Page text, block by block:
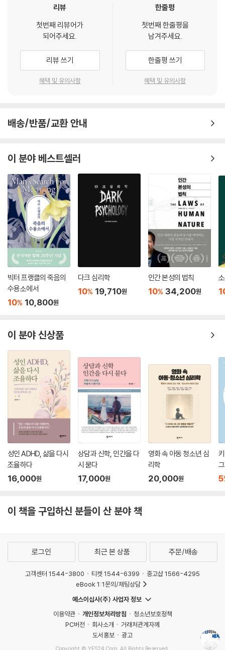
관련 있을 만한 구체적인 경험과 기억을 순식간에 연결 짓는다. 이처럼 추
상적인 개념을 활용하는 일도 일종의 초능력이라고 볼 수 있다. 그런데 이
시기의 자녀를 키우는 붑모가 힘든 점 중 하나는, 자녀가 이 새로운 초능력
녀와는 이전과 다른 새로운 대화법이 필요하다.
--- 「휴식하는 뇌」 중에서
있으면 결국 천직이고 소명인 것은 아닐까. 그 일에 몸담은 지 오랜 시간이
지났는데도 여전히 그 일을 할 때는 딴 생각이 들지 않는다면 이는 특별한
도해서 그렇게 만들어나가면 된다.
--- 「마음을 돌보는 현실적인 방법」 중에서
마음이론의 작동 원리로 보면 공감과 오해는 동전의 양면처럼 존재한다.
그러니까 이해든 오해든 전부 우리의 상상이자 뇌의 마음이론 회로가 만들
어낸 표상이다. 이 사실을 알고 있으면 남을 섣불리 오해하지 않을 것이다.
상대에 대한 어떤 상상이 떠오를 때 그것을 함부로 사실로 믿지 않을 것이
다.
--- 「공감의 두 얼굴」 중에서
“나라면 안 그럴 텐데.”
이처럼 ‘나라면’ 하고 상상해 보는 것은 좋은 방법이다. 타인에게 공감하기
위해 그 사람의 입장에 나를 대입해 보는 행동이기 때문이다. 그런데 여기
해야 한다. 이처럼 몸이 같다면, 당연히 몸 안에 든 뇌도 같아야 한다. 그 뇌
경험 역시 그 사람의 것으로 가정해야 한다. 다시 말해 태어나 자란 가정도
그 사람의 가정이고, 거기서 받은 양육이나 교육도 그 사람이 받은 양육과
교육이라고 가정해야 한다. 결국에는 내 몸의 모든 분자와 내가 겪은 인생
의 매 순간이 전부 그 사람의 것으로 대체된다고 가정해야 마땅하다. 이것
이 정말로 상대의 입장이 되어보는 것이다. 하지만 그러고 나면, 나도 그 사
람과 똑같이 느끼고 똑같이 행동하지 않을까? 바로 이 통찰을 우리가 남에
게 공감하기 위한 시도의 출발점으로 삼아야 한다.
--- 「가장 성숙한 공감이란」 중에서
책의 1장은 다양한 뇌과학·심리학 실험을 통해 ‘타인의 마음을 추론하는 능
지를 구체적으로 설명한다. 2장에서는 언어의 미묘한 차이에서 오는 착각
과 인간의 인지, 기억, 경험이 얼마나 주관적인지 등 흥미로운 연구 결과를
통해 우리 마음의 재료가 되는 요소의 오류를 짚어본다. 3장에서는 이러한
사실들을 통해 뇌과학적으로 마음을 통제하고 올바른 방향으로 다루는 현
실적인 방법을 알아본다. 마지막으로 4장에서는 그동안 통찰한 인간의 마
홍순범 교수의 이 마음 수업은, 지금까지는 막연하고 신비로운 인간의 능
무엇보다 현대 뇌과학, 심리학, 정신의학의 정수를 보여준 명강의로 유행
했다. 인간의 마음, 즉 나와 타인의 마음을 제대로 이해하는 것은 ‘우리가
무엇을 믿고 무엇을 느끼고 무엇을 오해하고 있는가’를 알아가는 일이다.
이것을 제대로 알 때 우리는 나와 나의 관계, 나와 타인의 관계를 제대로 작
동시킬 수 있다. 서울대에서 수많은 의대생을 사로잡았던 최신 연구들이
이번에는 독자를 향해 다시 한번 질문을 던진다. 우리는 정말 타인의 마음
을 이해하고 있는가, 아니면 이해하고 있다고 착각하고 있는가.
“저 사람은 도대체 왜 저럴까?”
우리는 관계에서 갈등이 생기면 자연스럽게 상대방의 성격이나 도덕성부
터 의심한다. 저 사람은 원래 이기적이다, 멍청하다, 나쁘다. 하지만 『타인
음을 보여준다. 인간의 뇌는 타인의 행동을 볼 때 그 사람의 ‘의도’를 빠르
어낸다. 홍순범 교수는 마음이론을 통해 우리가 왜 남 탓을 멈추기 어려운
지, 왜 정치적 분열과 혐오가 쉽게 증폭되는지, 왜 가까운 사람일수록 오해
가 깊어지는지를 과학적으로 설명한다. 인간의 심리를 ‘성격’이 아니라 ‘뇌
가 작동하는 방식’으로 이해하고 설명할 때 우리는 세상을 더 주도적이고
구체적으로 바라볼 수 있다.
저자는 마음이론이 사실을 읽어내는 능력이 아니라, 제한된 정보 위에서
각자 ‘자기만의 설명(이론)’을 만들어내는 능력이라고 밝힌다. 그래서 우
리는 같은 장면을 보고도 전혀 다른 해석에 도달한다. 마음이론을 어지럽
히는 대표적인 원인을 꼽자면, 개인차(마음이론 발달의 스펙트럼), 상황의
복잡성(여러 사람의 마음이 얽힌 장면일수록 난도 상승), 정보의 부족(현
고통을 돌리는 심리, 즉 자신의 선택과 역할을 보지 않으려는 ‘심리적 가림
등도 다룬다. 『타인이라는 세계』는 이러한 내용을 뇌과학·심리학·정신의학
의 근거 위에 체계적으로 풀어낸, 국내에서 드문 ‘마음이론’ 중심의 대중 교
양서다. 우리가 이미 알고 있다고 믿었던 ‘사람 이해의 방식’을 근본부터 흔
타인을 정확하게 이해하는 일은
‘나’라는 좁고 단단한 세계를 용감히 깨뜨리고
더 넓은 곳으로 나아가는 일이다.
리뷰
첫번째 리뷰어가
되어주세요.
리뷰 쓰기
혜택 및 유의사항
한줄평
첫번째 한줄평을
남겨주세요.
한줄평 쓰기
혜택 및 유의사항
배송/반품/교환 안내
이 분야 베스트셀러
빅터 프랭클의 죽음의
수용소에서
10% 10,800원
다크 심리학
10% 19,710원
인간 본성의 법칙
10% 34,200원
이 분야 신상품
성인 ADHD, 삶을 다시
조율하다
16,000원
상담과 신학, 인간을 다
시 묻다
17,000원
영화 속 아동 청소년 심
리학
20,000원 5
이 책을 구입하신 분들이 산 분야 책
로그인 최근 본 상품 주문/배송
고객센터 1544-3800 티켓 1544-6399
중고샵 1566-4295
eBook 1:1문의/채팅상담
예스이십사(주) 사업자 정보
이용약관
개인정보처리방침
청소년보호정책
PC버전
회사소개
거래처관계자께
도서홍보
광고
Copyright © YES24 Corp. All Rights Reserved.